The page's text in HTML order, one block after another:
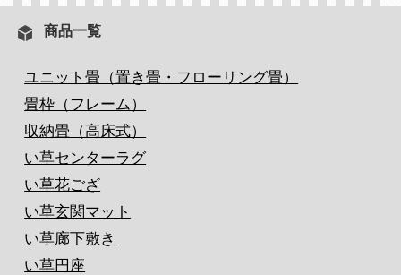
商品一覧
ユニット畳（置き畳・フローリング畳）
畳枠（フレーム）
収納畳（高床式）
い草センターラグ
い草花ござ
い草玄関マット
い草廊下敷き
い草円座